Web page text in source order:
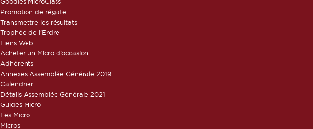
Goodies MicroClass
Promotion de régate
Transmettre les résultats
Trophée de l’Erdre
Liens Web
Acheter un Micro d’occasion
Adhérents
Annexes Assemblée Générale 2019
Calendrier
Détails Assemblée Générale 2021
Guides Micro
Les Micro
Micros